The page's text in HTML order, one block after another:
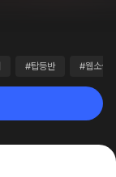
#탑등반 #웹소설